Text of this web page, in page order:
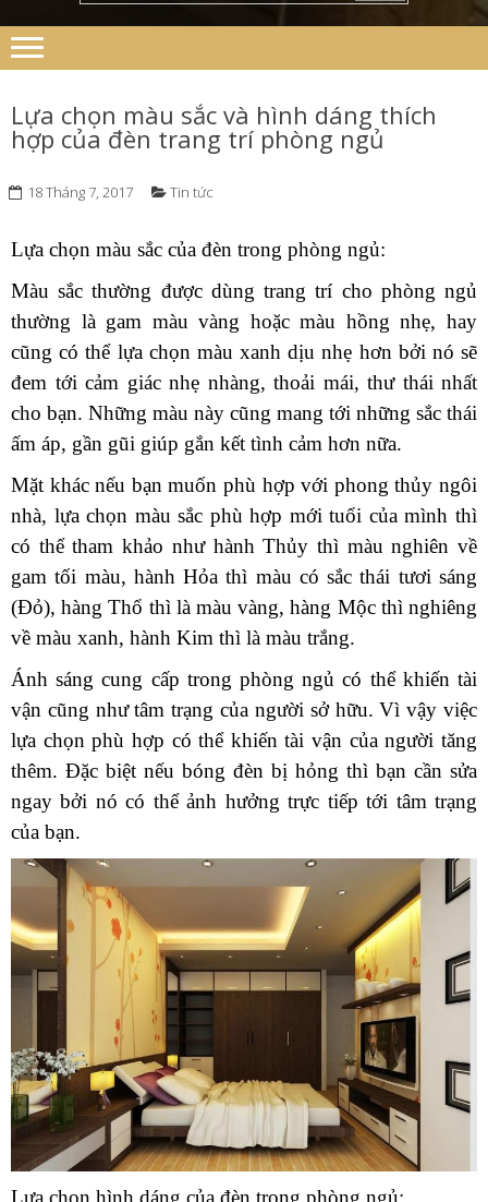
Lựa chọn màu sắc và hình dáng thích
hợp của đèn trang trí phòng ngủ
18 Tháng 7, 2017 Tin tức
Lựa chọn màu sắc của đèn trong phòng ngủ:
Màu sắc thường được dùng trang trí cho phòng ngủ
thường là gam màu vàng hoặc màu hồng nhẹ, hay
cũng có thể lựa chọn màu xanh dịu nhẹ hơn bởi nó sẽ
đem tới cảm giác nhẹ nhàng, thoải mái, thư thái nhất
cho bạn. Những màu này cũng mang tới những sắc thái
ấm áp, gần gũi giúp gắn kết tình cảm hơn nữa.
Mặt khác nếu bạn muốn phù hợp với phong thủy ngôi
nhà, lựa chọn màu sắc phù hợp mới tuổi của mình thì
có thể tham khảo như hành Thủy thì màu nghiên về
gam tối màu, hành Hỏa thì màu có sắc thái tươi sáng
(Đỏ), hàng Thổ thì là màu vàng, hàng Mộc thì nghiêng
về màu xanh, hành Kim thì là màu trắng.
Ánh sáng cung cấp trong phòng ngủ có thể khiến tài
vận cũng như tâm trạng của người sở hữu. Vì vậy việc
lựa chọn phù hợp có thể khiến tài vận của người tăng
thêm. Đặc biệt nếu bóng đèn bị hỏng thì bạn cần sửa
ngay bởi nó có thể ảnh hưởng trực tiếp tới tâm trạng
của bạn.
Lựa chọn hình dáng của đèn trong phòng ngủ: